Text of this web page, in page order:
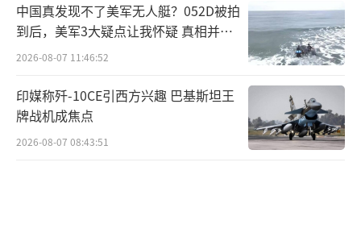
中国真发现不了美军无人艇？052D被拍
到后，美军3大疑点让我怀疑 真相并非
如此
2026-08-07 11:46:52
印媒称歼-10CE引西方兴趣 巴基斯坦王
牌战机成焦点
2026-08-07 08:43:51